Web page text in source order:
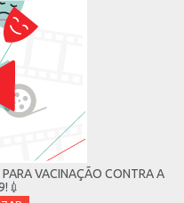
VACINAÇÃO CONTRA A